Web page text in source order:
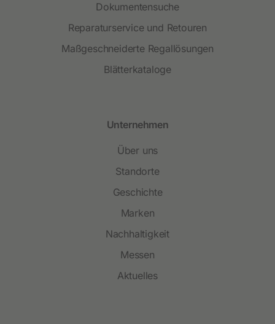
Dokumentensuche
Reparaturservice und Retouren
Maßgeschneiderte Regallösungen
Blätterkataloge
Unternehmen
Über uns
Standorte
Geschichte
Marken
Nachhaltigkeit
Messen
Aktuelles